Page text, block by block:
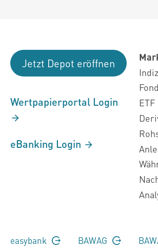
Jetzt Depot eröffnen
Wertpapierportal Login
eBanking Login
ETF
easybank BAWAG